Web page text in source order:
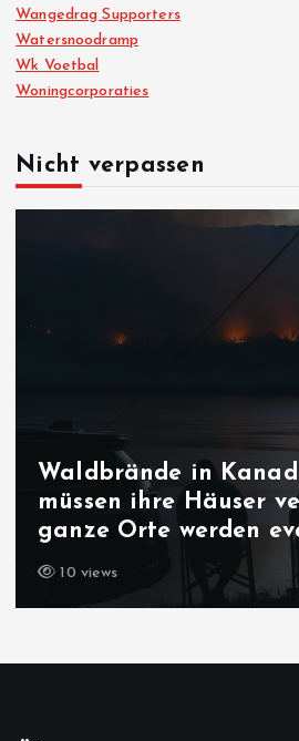
Wangedrag Supporters
Watersnoodramp
Wk Voetbal
Woningcorporaties
Nicht verpassen
Waldbrände in
müssen ihre Häuser
ganze Orte werden
10 views